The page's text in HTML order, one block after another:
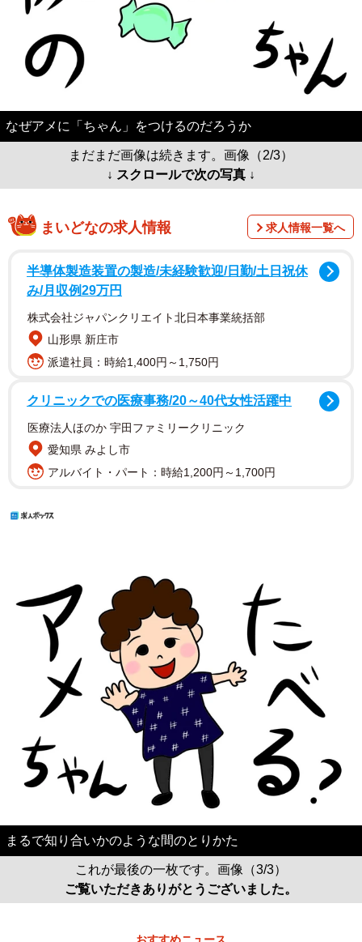
なぜアメに「ちゃん」をつけるのだろうか
まだまだ画像は続きます。画像（2/3）
↓ スクロールで次の写真 ↓
まいどなの求人情報 求人情報一覧へ
半導体製造装置の製造/未経験歓迎/日勤/土日祝休
み/月収例29万円
株式会社ジャパンクリエイト北日本事業統括部
山形県 新庄市
派遣社員：時給1,400円～1,750円
クリニックでの医療事務/20～40代女性活躍中
医療法人ほのか 宇田ファミリークリニック
愛知県 みよし市
アルバイト・パート：時給1,200円～1,700円
まるで知り合いかのような間のとりかた
これが最後の一枚です。画像（3/3）
ご覧いただきありがとうございました。